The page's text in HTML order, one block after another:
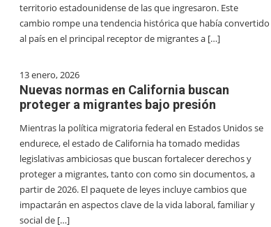
territorio estadounidense de las que ingresaron. Este
cambio rompe una tendencia histórica que había convertido
al país en el principal receptor de migrantes a […]
13 enero, 2026
Nuevas normas en California buscan
proteger a migrantes bajo presión
Mientras la política migratoria federal en Estados Unidos se
endurece, el estado de California ha tomado medidas
legislativas ambiciosas que buscan fortalecer derechos y
proteger a migrantes, tanto con como sin documentos, a
partir de 2026. El paquete de leyes incluye cambios que
impactarán en aspectos clave de la vida laboral, familiar y
social de […]